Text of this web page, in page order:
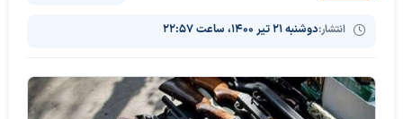
انتشار:دوشنبه ۲۱ تیر ۱۴۰۰، ساعت ۲۲:۵۷